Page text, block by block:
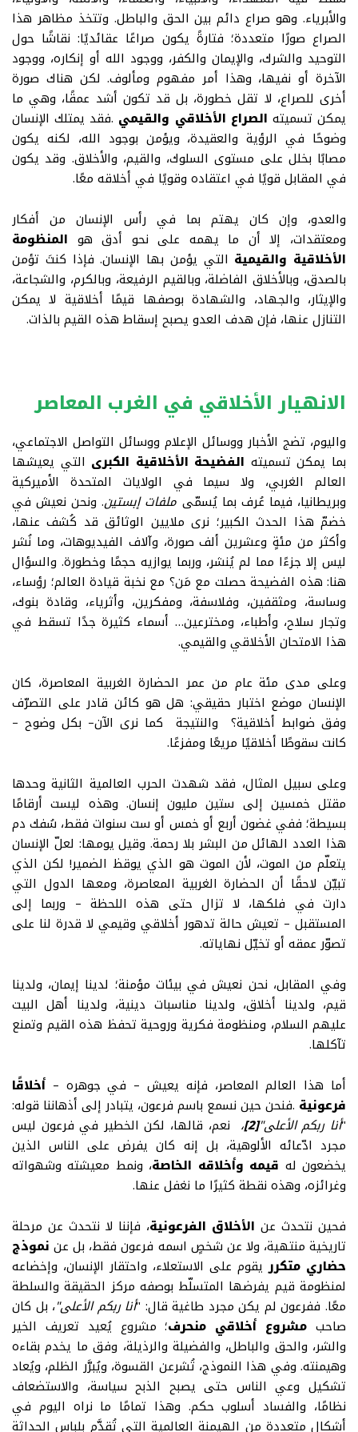
والأبرياء. وهو صراع دائم بين الحق والباطل. وتتخذ مظاهر هذا
الصراع صورًا متعددة؛ فتارةً يكون صراعًا عقائديًا:نقاشًا حول
التوحيد والشرك، والإيمان والكفر، ووجود الله أو إنكاره، ووجود
الآخرة أو نفيها، وهذا أمر مفهوم ومألوف.لكن هناك صورة
أخرى للصراع، لا تقل خطورة، بل قد تكون أشد عمقًا، وهي ما
يمكن تسميته الصراع الأخلاقي والقيمي .فقد يمتلك الإنسان
وضوحًا في الرؤية والعقيدة، ويؤمن بوجود الله، لكنه يكون
مصابًا بخلل على مستوى السلوك، والقيم، والأخلاق. وقد يكون
في المقابل قويًا في اعتقاده وقويًا في أخلاقه معًا.
والعدو، وإن كان يهتم بما في رأس الإنسان من أفكار
ومعتقدات، إلا أن ما يهمه على نحو أدق هو المنظومة
الأخلاقية والقيمية التي يؤمن بها الإنسان. فإذا كنتَ تؤمن
بالصدق، وبالأخلاق الفاضلة، وبالقيم الرفيعة، وبالكرم، والشجاعة،
والإيثار، والجهاد، والشهادة بوصفها قيمًا أخلاقية لا يمكن
التنازل عنها، فإن هدف العدو يصبح إسقاط هذه القيم بالذات.
الانهيار الأخلاقي في الغرب المعاصر
واليوم، تضج الأخبار ووسائل الإعلام ووسائل التواصل الاجتماعي،
بما يمكن تسميته الفضيحة الأخلاقية الكبرى التي يعيشها
العالم الغربي، ولا سيما في الولايات المتحدة الأميركية
وبريطانيا، فيما عُرف بما يُسمّى ملفات إبستين.ونحن نعيش في
خضمّ هذا الحدث الكبير؛ نرى ملايين الوثائق قد كُشف عنها،
وأكثر من مئةٍ وعشرين ألف صورة، وآلاف الفيديوهات، وما نُشر
ليس إلا جزءًا مما لم يُنشر، وربما يوازيه حجمًا وخطورة. والسؤال
هنا: هذه الفضيحة حصلت مع مَن؟ مع نخبة قيادة العالم؛ رؤساء،
وساسة، ومثقفين، وفلاسفة، ومفكرين، وأثرياء، وقادة بنوك،
وتجار سلاح، وأطباء، ومخترعين… أسماء كثيرة جدًا تسقط في
هذا الامتحان الأخلاقي والقيمي.
وعلى مدى مئة عام من عمر الحضارة الغربية المعاصرة، كان
الإنسان موضع اختبار حقيقي: هل هو كائن قادر على التصرّف
وفق ضوابط أخلاقية؟ والنتيجة كما نرى الآن– بكل وضوح –
كانت سقوطًا أخلاقيًا مريعًا ومفزعًا.
وعلى سبيل المثال، فقد شهدت الحرب العالمية الثانية وحدها
مقتل خمسين إلى ستين مليون إنسان. وهذه ليست أرقامًا
بسيطة؛ ففي غضون أربع أو خمس أو ست سنوات فقط، سُفك دم
هذا العدد الهائل من البشر بلا رحمة. وقيل يومها: لعلّ الإنسان
يتعلّم من الموت، لأن الموت هو الذي يوقظ الضمير! لكن الذي
تبيّن لاحقًا أن الحضارة الغربية المعاصرة، ومعها الدول التي
دارت في فلكها، لا تزال حتى هذه اللحظة – وربما إلى
المستقبل – تعيش حالة تدهور أخلاقي وقيمي لا قدرة لنا على
تصوّر عمقه أو تخيّل نهاياته.
وفي المقابل، نحن نعيش في بيئات مؤمنة؛ لدينا إيمان، ولدينا
قيم، ولدينا أخلاق، ولدينا مناسبات دينية، ولدينا أهل البيت
عليهم السلام، ومنظومة فكرية وروحية تحفظ هذه القيم وتمنع
تآكلها.
أما هذا العالم المعاصر، فإنه يعيش – في جوهره – أخلاقًا
فرعونية .فنحن حين نسمع باسم فرعون، يتبادر إلى أذهاننا قوله:
"أنا ربكم الأعلى"[2] ، نعم، قالها، لكن الخطير في فرعون ليس
مجرد ادّعائه الألوهية، بل إنه كان يفرض على الناس الذين
يخضعون له قيمه وأخلاقه الخاصة، ونمط معيشته وشهواته
وغرائزه، وهذه نقطة كثيرًا ما نغفل عنها.
فحين نتحدث عن الأخلاق الفرعونية، فإننا لا نتحدث عن مرحلة
تاريخية منتهية، ولا عن شخصٍ اسمه فرعون فقط، بل عن نموذج
حضاري متكرريقوم على الاستعلاء، واحتقار الإنسان، وإخضاعه
لمنظومة قيم يفرضها المتسلّط بوصفه مركز الحقيقة والسلطة
معًا.ففرعون لم يكن مجرد طاغية قال: "أنا ربكم الأعلى"، بل كان
صاحب مشروع أخلاقي منحرف؛ مشروع يُعيد تعريف الخير
والشر، والحق والباطل، والفضيلة والرذيلة، وفق ما يخدم بقاءه
وهيمنته. وفي هذا النموذج، تُشرعن القسوة، ويُبرَّر الظلم، ويُعاد
تشكيل وعي الناس حتى يصبح الذبح سياسة، والاستضعاف
نظامًا، والفساد أسلوب حكم. وهذا تمامًا ما نراه اليوم في
أشكال متعددة من الهيمنة العالمية التي تُقدَّم بلباس الحداثة